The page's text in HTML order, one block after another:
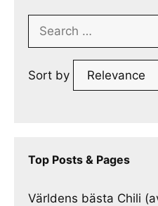
Search
Sort by
Top Posts & Pages
Världens bästa Chili